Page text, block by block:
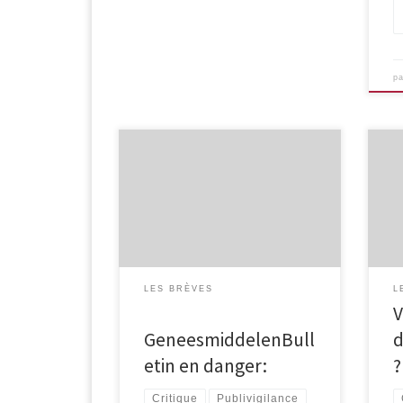
LES BRÈVES
GeneesmiddelenBull
etin en danger:
Critique Publivigilance
?